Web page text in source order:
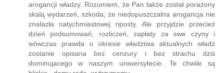
arogancji władzy. Rozumiem, że Pan także został porażony
skalą wydarzeń, szkoda, że niedopuszczalna arogancja nie
znalazła natychmiastowej riposty. Ale przyjdzie przecież
dzień podsumowań, rozliczeń, zapłaty za swe czyny i
wówczas prawda o okresie władztwa aktualnych władz
zostanie opisana bez cenzury i bez strachu dziś
dominujacego w naszym uniwersytecie. Te chwile są